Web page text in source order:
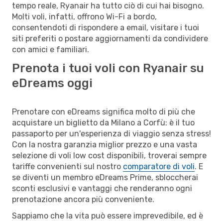
tempo reale, Ryanair ha tutto ciò di cui hai bisogno.
Molti voli, infatti, offrono Wi-Fi a bordo,
consentendoti di rispondere a email, visitare i tuoi
siti preferiti o postare aggiornamenti da condividere
con amici e familiari.
Prenota i tuoi voli con Ryanair su
eDreams oggi
Prenotare con eDreams significa molto di più che
acquistare un biglietto da Milano a Corfù: è il tuo
passaporto per un'esperienza di viaggio senza stress!
Con la nostra garanzia miglior prezzo e una vasta
selezione di voli low cost disponibili, troverai sempre
tariffe convenienti sul nostro comparatore di voli. E
se diventi un membro eDreams Prime, sbloccherai
sconti esclusivi e vantaggi che renderanno ogni
prenotazione ancora più conveniente.
Sappiamo che la vita può essere imprevedibile, ed è